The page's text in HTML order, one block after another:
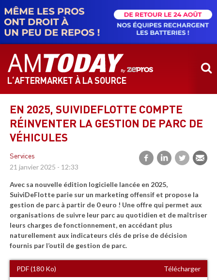
contenu
principal
L‘AFTERMARKET À LA SOURCE
EN 2025, SUIVIDEFLOTTE COMPTE
RÉINVENTER LA GESTION DE PARC DE
VÉHICULES
Services
21 janvier 2025 - 12:33
Avec sa nouvelle édition logicielle lancée en 2025,
SuiviDeFlotte parie sur un marketing offensif et propose la
gestion de parc à partir de 0 euro ! Une offre qui permet aux
organisations de suivre leur parc au quotidien et de maîtriser
leurs charges de fonctionnement, en accédant plus
naturellement aux indicateurs clés de prise de décision
fournis par l’outil de gestion de parc.
PDF (180 Ko) Télécharger